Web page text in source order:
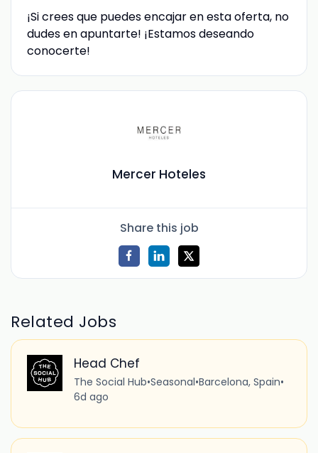
¡Si crees que puedes encajar en esta oferta, no
dudes en apuntarte! ¡Estamos deseando
conocerte!
Mercer Hoteles
Share this job
Related Jobs
Head Chef
The Social Hub•Seasonal•Barcelona, Spain•
6d ago